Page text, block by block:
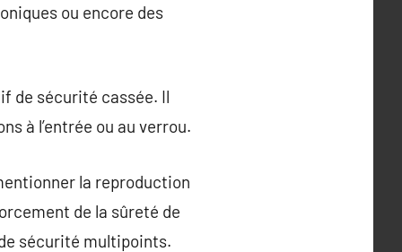
ou encore des
de sécurité cassée. Il
à l’entrée ou au verrou.
la reproduction
de la sûreté de
sécurité multipoints.